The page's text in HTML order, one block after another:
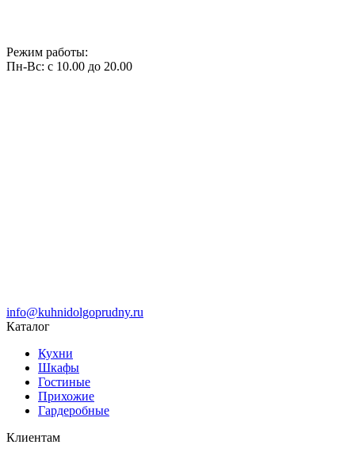
Режим работы:
Пн-Вс: с 10.00 до 20.00
info@kuhnidolgoprudny.ru
Каталог
Кухни
Шкафы
Гостиные
Прихожие
Гардеробные
Клиентам